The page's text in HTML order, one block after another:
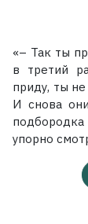
«– Так ты
в третий
приду, ты
И снова
упорно